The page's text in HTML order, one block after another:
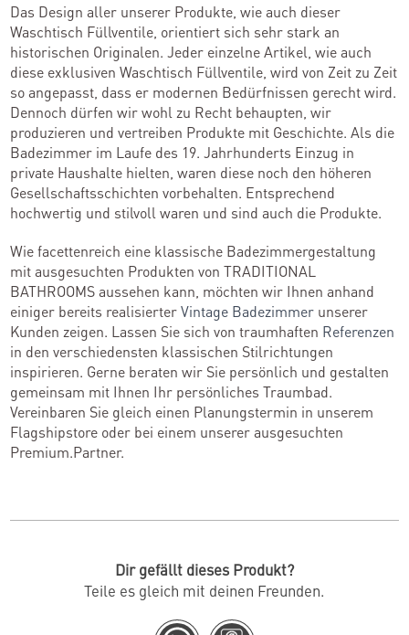
Das Design aller unserer Produkte, wie auch dieser
Waschtisch Füllventile, orientiert sich sehr stark an
historischen Originalen. Jeder einzelne Artikel, wie auch
diese exklusiven Waschtisch Füllventile, wird von Zeit zu Zeit
so angepasst, dass er modernen Bedürfnissen gerecht wird.
Dennoch dürfen wir wohl zu Recht behaupten, wir
produzieren und vertreiben Produkte mit Geschichte. Als die
Badezimmer im Laufe des 19. Jahrhunderts Einzug in
private Haushalte hielten, waren diese noch den höheren
Gesellschaftsschichten vorbehalten. Entsprechend
hochwertig und stilvoll waren und sind auch die Produkte.
Wie facettenreich eine klassische Badezimmergestaltung
mit ausgesuchten Produkten von TRADITIONAL
BATHROOMS aussehen kann, möchten wir Ihnen anhand
einiger bereits realisierterVintage Badezimmer unserer
Kunden zeigen. Lassen Sie sich von traumhaften Referenzen
in den verschiedensten klassischen Stilrichtungen
inspirieren. Gerne beraten wir Sie persönlich und gestalten
gemeinsam mit Ihnen Ihr persönliches Traumbad.
Vereinbaren Sie gleich einen Planungstermin in unserem
Flagshipstore oder bei einem unserer ausgesuchten
Premium.Partner.
Dir gefällt dieses Produkt?
Teile es gleich mit deinen Freunden.